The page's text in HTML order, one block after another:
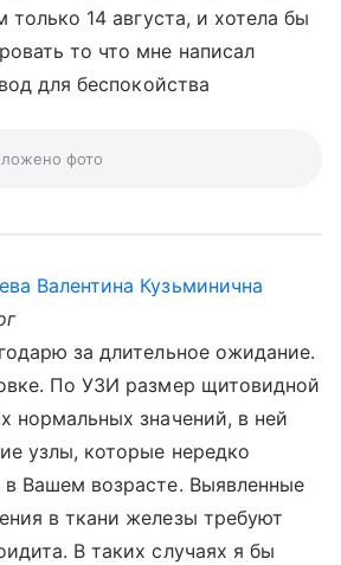
только 14 августа, и хотела бы
то что мне написал
для беспокойства
фото
Валентина Кузьминична
за длительное ожидание.
По УЗИ размер щитовидной
нормальных значений, в ней
узлы, которые нередко
Вашем возрасте. Выявленные
в ткани железы требуют
В таких случаях я бы